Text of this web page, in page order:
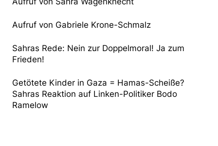
Aufruf von Gabriele Krone-Schmalz
Sahras Rede: Nein zur Doppelmoral! Ja zum
Frieden!
Getötete Kinder in Gaza = Hamas-Scheiße?
Sahras Reaktion auf Linken-Politiker Bodo
Ramelow